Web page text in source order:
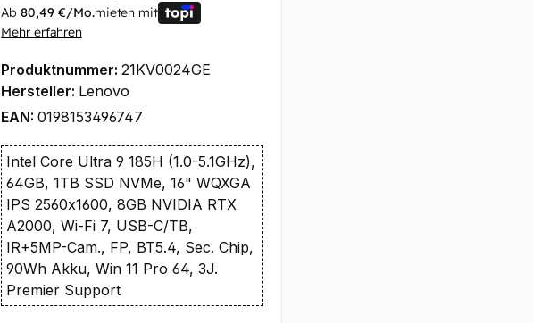
Ab80,49 €/Mo.mieten mit
Mehr erfahren
Produktnummer:21KV0024GE
Hersteller: Lenovo
EAN:0198153496747
Intel Core Ultra 9 185H (1.0-5.1GHz),
64GB, 1TB SSD NVMe, 16" WQXGA
IPS 2560x1600, 8GB NVIDIA RTX
A2000, Wi-Fi 7, USB-C/TB,
IR+5MP-Cam., FP, BT5.4, Sec. Chip,
90Wh Akku, Win 11 Pro 64, 3J.
Premier Support